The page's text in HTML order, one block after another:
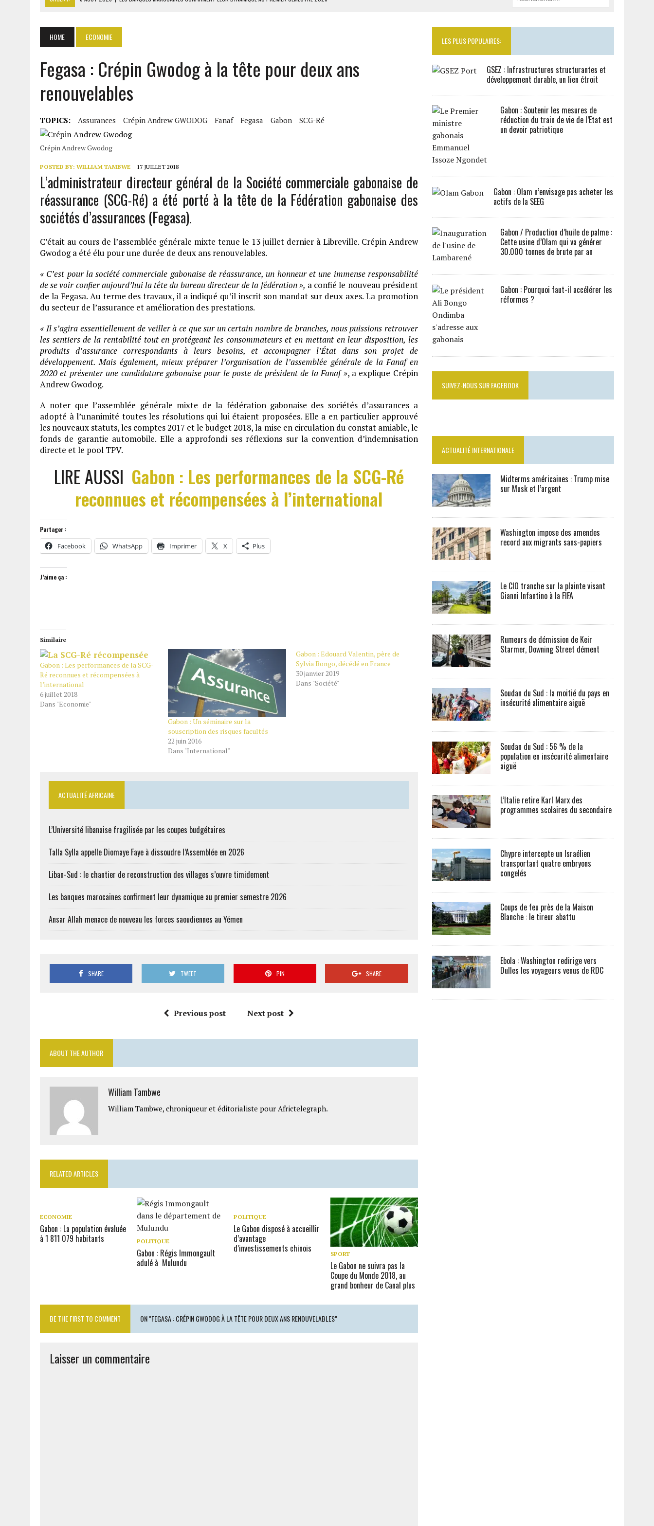
8 AOÛT 2026 | TALLA SYLLA APPELLE DIOMAYE FAYE À DISSOUDRE L’ASSEMBLÉE EN 2026
LIBAN-SUD : LE CHANTIER DE RECONSTRUCTION DES VILLAGES S’OUVRE TIMIDEMENT
HOME ECONOMIE
Fegasa : Crépin Gwodog à la tête pour deux ans
renouvelables
TOPICS: Assurances Crépin Andrew GWODOG Fanaf Fegasa Gabon SCG-Ré
Crépin Andrew Gwodog
POSTED BY: WILLIAM TAMBWE 17 JUILLET 2018
L’administrateur directeur général de la Société commerciale gabonaise de
réassurance (SCG-Ré) a été porté à la tête de la Fédération gabonaise des
sociétés d’assurances (Fegasa).
C’était au cours de l’assemblée générale mixte tenue le 13 juillet dernier à Libreville. Crépin Andrew
Gwodog a été élu pour une durée de deux ans renouvelables.
« C’est pour la société commerciale gabonaise de réassurance, un honneur et une immense responsabilité
de se voir confier aujourd’hui la tête du bureau directeur de la fédération », a confié le nouveau président
de la Fegasa. Au terme des travaux, il a indiqué qu’il inscrit son mandat sur deux axes. La promotion
du secteur de l’assurance et amélioration des prestations.
« Il s’agira essentiellement de veiller à ce que sur un certain nombre de branches, nous puissions retrouver
les sentiers de la rentabilité tout en protégeant les consommateurs et en mettant en leur disposition, les
produits d’assurance correspondants à leurs besoins, et accompagner l’État dans son projet de
développement. Mais également, mieux préparer l’organisation de l’assemblée générale de la Fanaf en
2020 et présenter une candidature gabonaise pour le poste de président de la Fanaf », a explique Crépin
Andrew Gwodog.
A noter que l’assemblée générale mixte de la fédération gabonaise des sociétés d’assurances a
adopté à l’unanimité toutes les résolutions qui lui étaient proposées. Elle a en particulier approuvé
les nouveaux statuts, les comptes 2017 et le budget 2018, la mise en circulation du constat amiable, le
fonds de garantie automobile. Elle a approfondi ses réflexions sur la convention d’indemnisation
directe et le pool TPV.
LIRE AUSSI Gabon : Les performances de la SCG-Ré
reconnues et récompensées à l’international
Partager :
Facebook WhatsApp Imprimer X Plus
J’aime ça :
Similaire
Gabon : Les performances de la SCG-
Ré reconnues et récompensées à
l’international
6 juillet 2018
Dans "Economie"
Gabon : Un séminaire sur la
souscription des risques facultés
22 juin 2016
Dans "International"
Gabon : Edouard Valentin, père de
Sylvia Bongo, décédé en France
30 janvier 2019
Dans "Société"
ACTUALITÉ AFRICAINE
L’Université libanaise fragilisée par les coupes budgétaires
Talla Sylla appelle Diomaye Faye à dissoudre l’Assemblée en 2026
Liban-Sud : le chantier de reconstruction des villages s’ouvre timidement
Les banques marocaines confirment leur dynamique au premier semestre 2026
Ansar Allah menace de nouveau les forces saoudiennes au Yémen
SHARE TWEET PIN SHARE
Previous post Next post
ABOUT THE AUTHOR
William Tambwe
William Tambwe, chroniqueur et éditorialiste pour Africtelegraph.
RELATED ARTICLES
ECONOMIE
Gabon : La population évaluée
à 1 811 079 habitants
POLITIQUE
Gabon : Régis Immongault
adulé à Mulundu
POLITIQUE
Le Gabon disposé à accueillir
d’avantage
d’investissements chinois
SPORT
Le Gabon ne suivra pas la
Coupe du Monde 2018, au
grand bonheur de Canal plus
BE THE FIRST TO COMMENT ON "FEGASA : CRÉPIN GWODOG À LA TÊTE POUR DEUX ANS RENOUVELABLES"
Laisser un commentaire
LES PLUS POPULAIRES:
GSEZ : Infrastructures structurantes et
développement durable, un lien étroit
Gabon : Soutenir les mesures de
réduction du train de vie de l’Etat est
un devoir patriotique
Gabon : Olam n’envisage pas acheter les
actifs de la SEEG
Gabon / Production d’huile de palme :
Cette usine d’Olam qui va générer
30.000 tonnes de brute par an
Gabon : Pourquoi faut-il accélérer les
réformes ?
SUIVEZ-NOUS SUR FACEBOOK
ACTUALITÉ INTERNATIONALE
Midterms américaines : Trump mise
sur Musk et l’argent
Washington impose des amendes
record aux migrants sans-papiers
Le CIO tranche sur la plainte visant
Gianni Infantino à la FIFA
Rumeurs de démission de Keir
Starmer, Downing Street dément
Soudan du Sud : la moitié du pays en
insécurité alimentaire aiguë
Soudan du Sud : 56 % de la
population en insécurité alimentaire
aiguë
L’Italie retire Karl Marx des
programmes scolaires du secondaire
Chypre intercepte un Israélien
transportant quatre embryons
congelés
Coups de feu près de la Maison
Blanche : le tireur abattu
Ebola : Washington redirige vers
Dulles les voyageurs venus de RDC